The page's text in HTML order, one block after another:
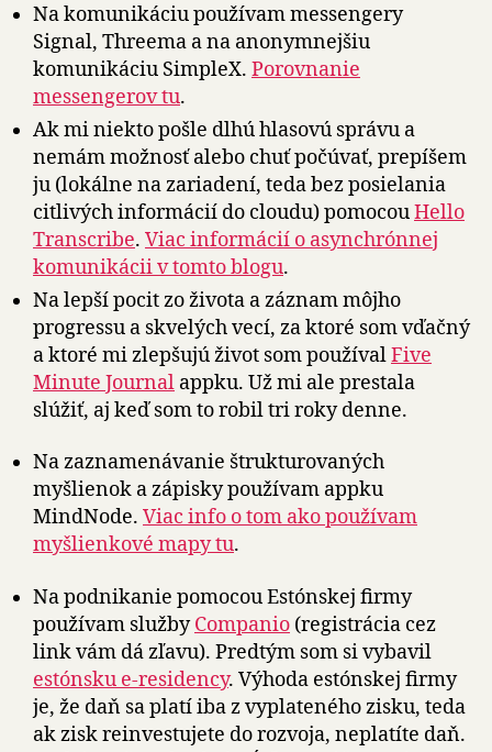
Na komunikáciu používam messengery
Signal, Threema a na anonymnejšiu
komunikáciu SimpleX. Porovnanie
messengerov tu.
Ak mi niekto pošle dlhú hlasovú správu a
nemám možnosť alebo chuť počúvať, prepíšem
ju (lokálne na zariadení, teda bez posielania
citlivých informácií do cloudu) pomocouHello
Transcribe. Viac informácií o asynchrónnej
komunikácii v tomto blogu.
Na lepší pocit zo života a záznam môjho
progressu a skvelých vecí, za ktoré som vďačný
a ktoré mi zlepšujú život som používalFive
Minute Journal appku. Už mi ale prestala
slúžiť, aj keď som to robil tri roky denne.
Na zaznamenávanie štrukturovaných
myšlienok a zápisky používam appku
MindNode. Viac info o tom ako používam
myšlienkové mapy tu.
Na podnikanie pomocou Estónskej firmy
používam službyCompanio (registrácia cez
link vám dá zľavu). Predtým som si vybavil
estónsku e-residency. Výhoda estónskej firmy
je, že daň sa platí iba z vyplateného zisku, teda
ak zisk reinvestujete do rozvoja, neplatíte daň.